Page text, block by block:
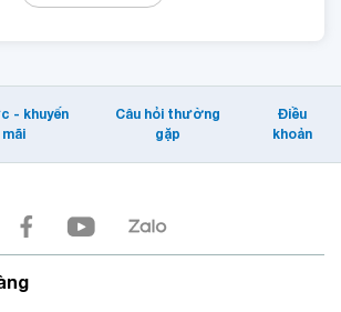
- khuyến
mãi
Câu hỏi thường
gặp
Điều
khoản